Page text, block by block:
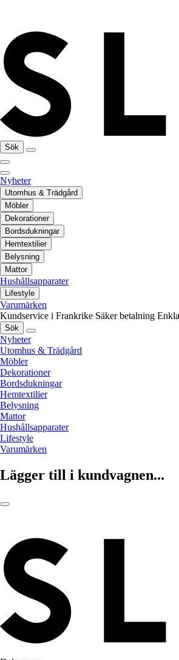
Sök
Nyheter
Utomhus & Trädgård
Möbler
Dekorationer
Bordsdukningar
Hemtextilier
Belysning
Mattor
Hushållsapparater
Lifestyle
Varumärken
Kundservice i Frankrike Säker betalning
Sök
Nyheter
Utomhus & Trädgård
Möbler
Dekorationer
Bordsdukningar
Hemtextilier
Belysning
Mattor
Hushållsapparater
Lifestyle
Varumärken
Lägger till i kundvagnen...